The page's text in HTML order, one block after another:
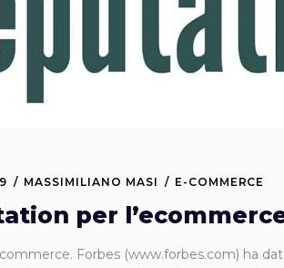
MASSIMILIANO MASI E-COMMERCE
per
Forbes (www.forbes.com) ha